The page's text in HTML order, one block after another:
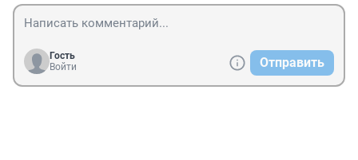
Гость
Войти
Отправить